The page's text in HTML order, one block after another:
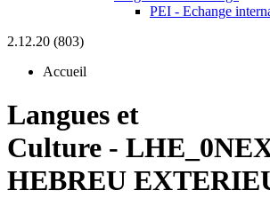
PEI - Echange
2.12.20 (803)
Accueil
Langues et
Culture -
HEBREU